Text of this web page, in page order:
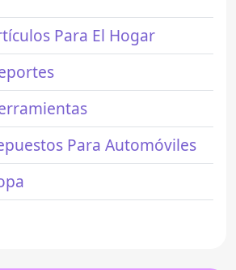
Para El Hogar
Para Automóviles